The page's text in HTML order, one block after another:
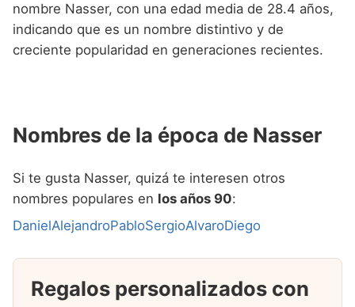
nombre Nasser, con una edad media de 28.4 años,
indicando que es un nombre distintivo y de
creciente popularidad en generaciones recientes.
Nombres de la época de Nasser
Si te gusta Nasser, quizá te interesen otros
nombres populares en los años 90:
DanielAlejandroPabloSergioAlvaroDiego
Regalos personalizados con